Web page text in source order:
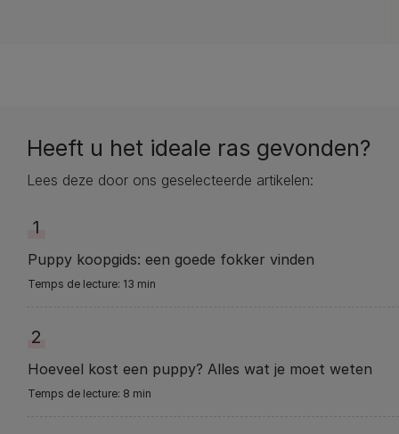
Heeft u het ideale ras gevonden?
Lees deze door ons geselecteerde artikelen:
1
Puppy koopgids: een goede fokker vinden
13 min
2
Hoeveel kost een puppy? Alles wat je moet weten
8 min